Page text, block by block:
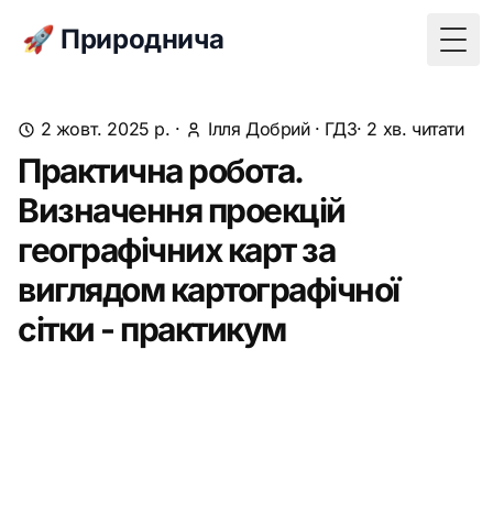
🚀 Природнича
2 жовт. 2025 р. · Ілля Добрий· ГДЗ· 2 хв. читати
Практична робота.
Визначення проекцій
географічних карт за
виглядом картографічної
сітки - практикум